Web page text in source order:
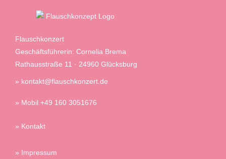
Flauschkonzert
Geschäftsführerin: Cornelia Brema
Rathausstraße 11 · 24960 Glücksburg
» kontakt@flauschkonzert.de
» Mobil +49 160 3051676
» Kontakt
» Impressum